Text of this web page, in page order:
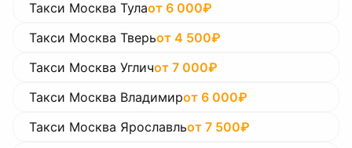
Такси Москва Тулаот 6 000₽
Такси Москва Тверьот 4 500₽
Такси Москва Угличот 7 000₽
Такси Москва Владимирот 6 000₽
Такси Москва Ярославльот 7 500₽